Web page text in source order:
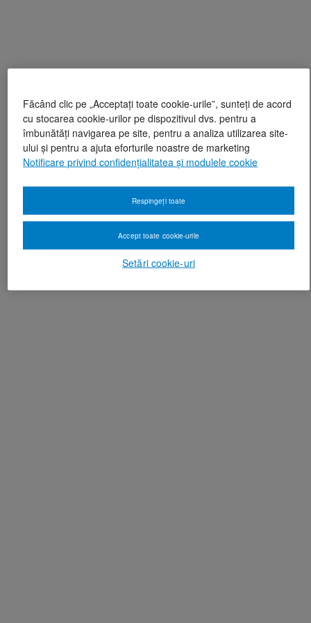
Făcând clic pe „Acceptați toate cookie-urile”, sunteți de acord
cu stocarea cookie-urilor pe dispozitivul dvs. pentru a
îmbunătăți navigarea pe site, pentru a analiza utilizarea site-
ului și pentru a ajuta eforturile noastre de marketing
Notificare privind confidențialitatea și modulele cookie
Setări cookie-uri
Respingeți toate
Accept toate cookie-urile